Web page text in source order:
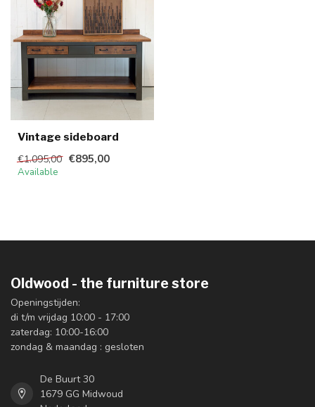
Vintage sideboard
€1.095,00 €895,00
Available
Oldwood - the furniture store
Openingstijden:
di t/m vrijdag 10:00 - 17:00
zaterdag: 10:00-16:00
zondag & maandag : gesloten
De Buurt 30
1679 GG Midwoud